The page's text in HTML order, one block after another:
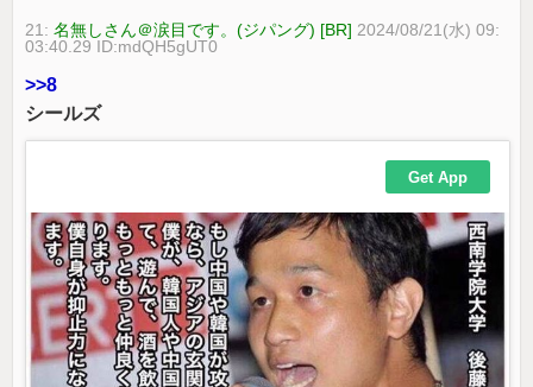
21:名無しさん＠涙目です。(ジパング) [BR] 2024/08/21(水) 09:
03:40.29 ID:mdQH5gUT0
>>8
シールズ